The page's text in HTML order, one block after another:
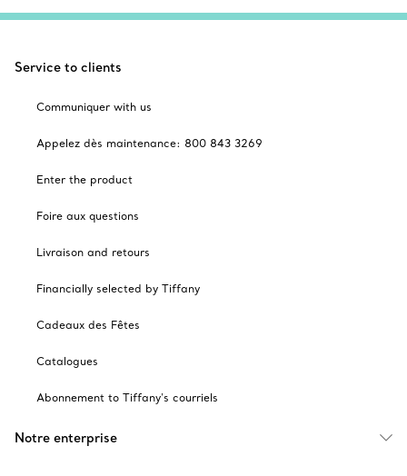
Service to clients
Communiquer with us
Appelez dès maintenance: 800 843 3269
Enter the product
Foire aux questions
Livraison and retours
Financially selected by Tiffany
Cadeaux des Fêtes
Catalogues
Abonnement to Tiffany's courriels
Notre enterprise